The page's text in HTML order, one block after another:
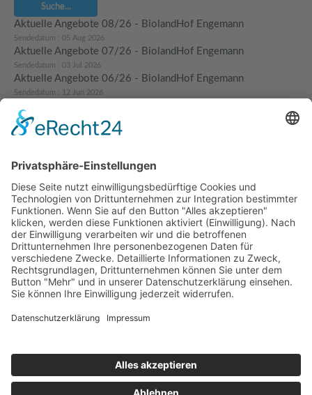
Suche...
Aktuelle Angebote 08/26 - BiolandHof Engemann
Sendedatum : 05 Aug 2026
Aktuelle Angebote 07/26 - BiolandHof Engemann
Sendedatum : 03 Jul 2026
Aktuelle Angebote 06/26 - BiolandHof Engemann
Sendedatum : 12 Jun 2026
Sendedatum : 04 Mai 2026
Aktuelle Angebote 04/26 - BiolandHof Engemann
Aktuelle Angebote 03/26 - BiolandHof Engemann
Sendedatum : 03 Mär 2026
Aktuelle Angebote 02/26 - BiolandHof Engemann
Sendedatum : 03 Feb 2026
Aktuelle Angebote 12/25 - Bioland-Hof Engemann
Sendedatum : 01 Dez 2025
Aktuelle Angebote 11/25 - Bioland-Hof Engemann
Sendedatum : 03 Nov 2025
Aktuelle Angebote 10/25 - Bioland-Hof Engemann
Sendedatum : 07 Okt 2025